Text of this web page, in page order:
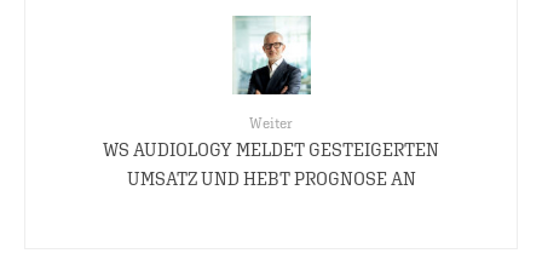
Weiter
WS AUDIOLOGY MELDET GESTEIGERTEN
UMSATZ UND HEBT PROGNOSE AN